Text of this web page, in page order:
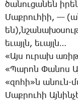
ծա­նու­ցա­նեն
­Մաք­րու­հիի, —
ե­ւայլն, ե­ւայլն…
«Այս ու­րախ
«­Պա­րոն ­Փա­նոս
«զո­հի»ն­ ա­նուն-
­Մաք­րու­հի